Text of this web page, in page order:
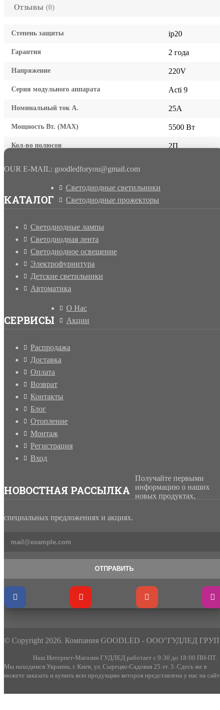
Отзывы (0)
Степень защиты ip20
Гарантия 2 года
Напряжение 220V
Серия модульного аппарата Acti 9
Номинальный ток А. 25A
Мощность Вт. (МАХ) 5500 Вт
Кол-во полюсов 2П
OUR E-MAIL: goodledforyou@gmail.cоm
КАТАЛОГ
Светодиодные светильники
Светодиодные прожекторы
Светодиодные лампы
Светодиодная лента
Светодиодное освещение
Электрофурнитура
Детские светильники
Автоматика
СЕРВИСЫ
О Нас
Акции
Распродажа
Доставка
Оплата
Возврат
Контакты
Блог
Отопление
Монтаж
Регистрация
Вход
НОВОСТНАЯ РАССЫЛКА
Получайте первыми
информацию о наших
новых продуктах,
специальных предложениях и акциях.
ОТПРАВИТЬ
© Copyright 2026. Компания GOODLED - ООО"ГУДЛЕД
Наш Интернет-Магазин ГУДЛЕД работает с 9:30 до 18:00 ПН-ПТ.
Мы находимся Украина, г. Киев, ул. Сырецко-Садовая 25 эт. 3. Сдесь же в
можете заказать и купить всю продукцию котороя представлена у нас на